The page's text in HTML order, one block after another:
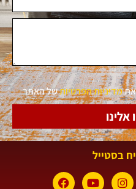
אתמדיניות הפרטיותשל האתר
בסטייל